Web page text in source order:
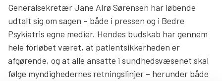
Generalsekretær Jane Alrø Sørensen har løbende
udtalt sig om sagen – både i pressen og i Bedre
Psykiatris egne medier. Hendes budskab har gennem
hele forløbet været, at patientsikkerheden er
afgørende, og at alle ansatte i sundhedsvæsenet skal
følge myndighedernes retningslinjer – herunder både